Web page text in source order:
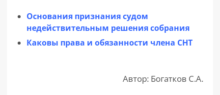
Основания признания судом
недействительным решения собрания
Каковы права и обязанности члена СНТ
Автор: Богатков С.А.